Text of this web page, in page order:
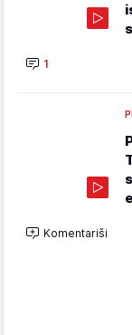
1
Komentariši